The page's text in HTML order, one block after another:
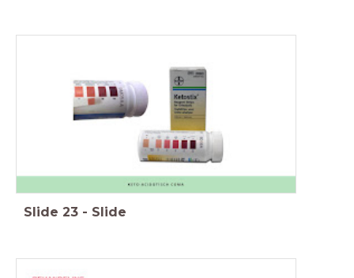
Slide 23 - Slide